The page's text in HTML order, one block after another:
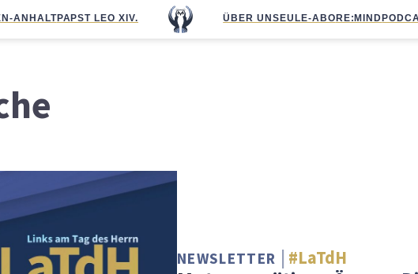
ANHALTPAPST LEO XIV. ÜBER UNS EULE-ABO RE:MIND
NEWSLETTER #LaTdH